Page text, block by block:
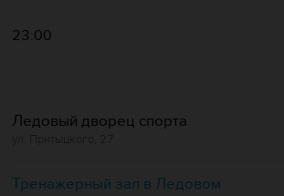
23:00
Ледовый дворец спорта
Тренажерный зал в Ледовом